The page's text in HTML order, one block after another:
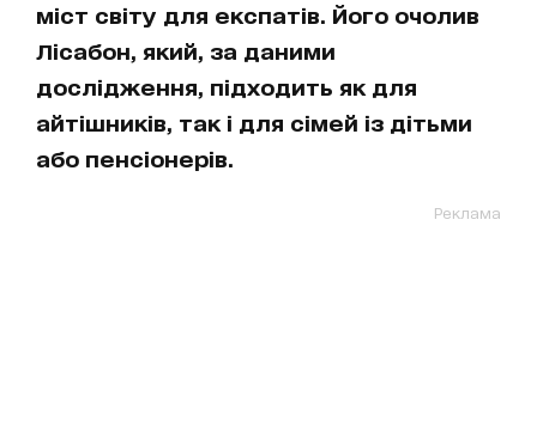
міст світу для експатів. Його очолив
Лісабон, який, за даними
дослідження, підходить як для
айтішників, так і для сімей із дітьми
або пенсіонерів.
Реклама